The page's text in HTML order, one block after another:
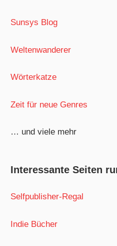
Sunsys Blog
Weltenwanderer
Wörterkatze
Zeit für neue Genres
… und viele mehr
Interessante Seiten
Selfpublisher-Regal
Indie Bücher